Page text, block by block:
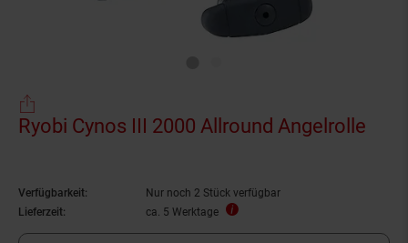
Ryobi Cynos III 2000 Allround Angelrolle
Verfügbarkeit:
Nur noch 2 Stück verfügbar
Lieferzeit:
ca. 5 Werktage